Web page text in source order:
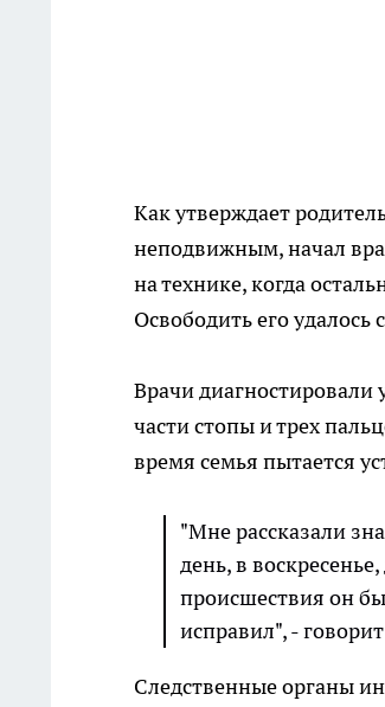
Как утверждает
неподвижным, начал
на технике, когда
Освободить его
Врачи
части стопы и трех
время семья пытается
"Мне рассказали
день, в
происшествия он
исправил", -
Следственные органы